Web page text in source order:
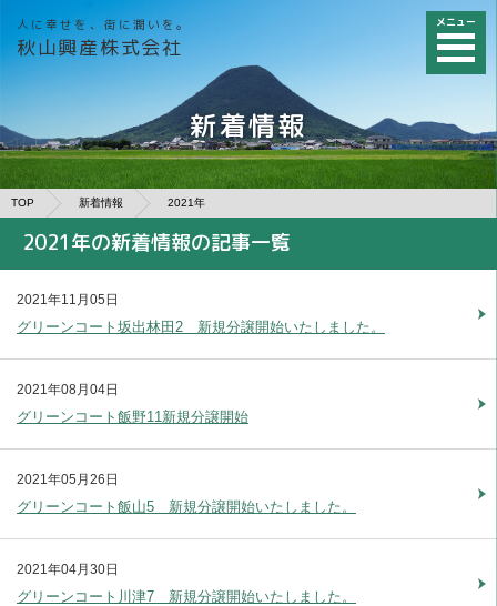
人に幸せを、街に潤いを。
秋山興産株式会社
メニュー
新着情報
TOP 新着情報 2021年
2021年の新着情報の記事一覧
2021年11月05日
グリーンコート坂出林田2 新規分譲開始いたしました。
2021年08月04日
グリーンコート飯野11新規分譲開始
2021年05月26日
グリーンコート飯山5 新規分譲開始いたしました。
2021年04月30日
グリーンコート川津7 新規分譲開始いたしました。